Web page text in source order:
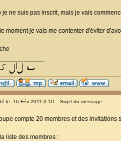
je ne suis pas inscrit, mais je vais
moment je vais me contenter d'éviter
le: 16 Fév 2011 0:10 Sujet du message:
compte 20 membres et des invitations
liste des membres :